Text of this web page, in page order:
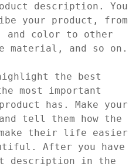
description. You
your product, from
color to other
and so on.
the best
most important
has. Make your
tell them how the
their life easier
After you have
description in the